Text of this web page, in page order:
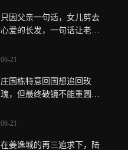
只因父亲一句话，女儿剪去
心爱的长发，一句话让老父
06-21
庄国栋特意回国想追回玫
瑰，但最终破镜不能重圆
06-21
在姜逸城的再三追求下，陆